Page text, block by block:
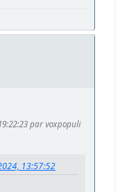
par voxpopuli
13:57:52